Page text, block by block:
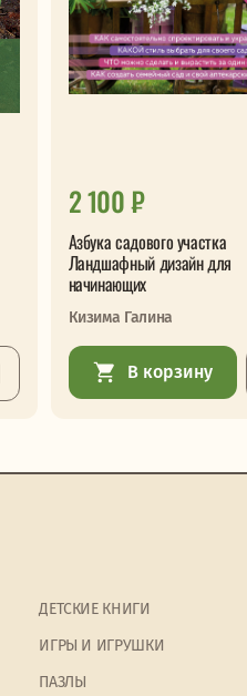
2 100 ₽
Азбука садового участка
Ландшафный дизайн для
начинающих
Кизима Галина
В корзину
ДЕТСКИЕ КНИГИ
ИГРЫ И ИГРУШКИ
ПАЗЛЫ